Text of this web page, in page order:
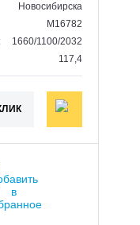
Новосибирска
M16782
1660/1100/2032
117,4